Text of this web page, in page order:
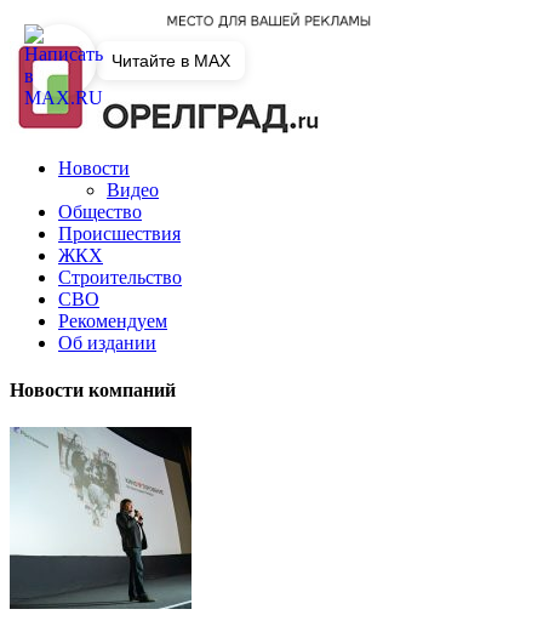
Новости
Видео
Общество
Происшествия
ЖКХ
Строительство
СВО
Рекомендуем
Об издании
Новости компаний
Читайте в MAX